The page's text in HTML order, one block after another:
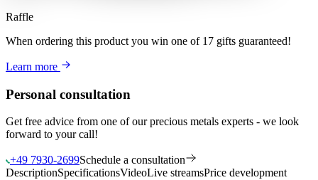
Raffle
When ordering this product you win one of 17 gifts guaranteed!
Learn more
Personal consultation
Get free advice from one of our precious metals experts - we look
forward to your call!
+49 7930-2699Schedule a consultation
DescriptionSpecificationsVideoLive streamsPrice development